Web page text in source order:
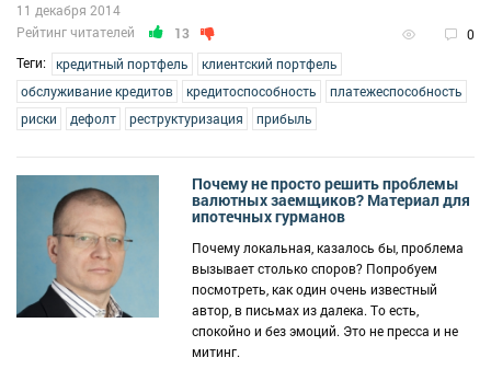
Рейтинг читателей 13 0
11 декабря 2014
Теги: кредитный портфель
клиентский портфель
обслуживание кредитов
кредитоспособность
платежеспособность
риски
дефолт реструктуризация прибыль
Почему не просто решить проблемы
валютных заемщиков? Материал для
ипотечных гурманов
Почему локальная, казалось бы, проблема
вызывает столько споров? Попробуем
посмотреть, как один очень известный
автор, в письмах из далека. То есть,
спокойно и без эмоций. Это не пресса и не
митинг.